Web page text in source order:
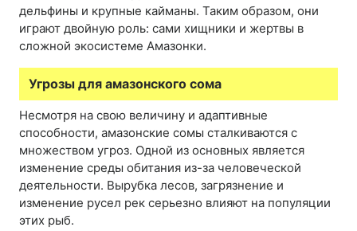
дельфины и крупные кайманы. Таким образом, они
играют двойную роль: сами хищники и жертвы в
сложной экосистеме Амазонки.
Угрозы для амазонского сома
Несмотря на свою величину и адаптивные
способности, амазонские сомы сталкиваются с
множеством угроз. Одной из основных является
изменение среды обитания из-за человеческой
деятельности. Вырубка лесов, загрязнение и
изменение русел рек серьезно влияют на популяции
этих рыб.